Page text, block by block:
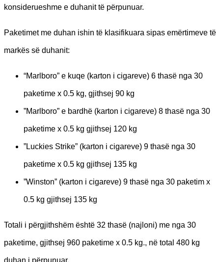
konsiderueshme e duhanit të përpunuar.
Paketimet me duhan ishin të klasifikuara sipas emërtimeve të
markës së duhanit:
“Marlboro” e kuqe (karton i cigareve) 6 thasë nga 30
paketime x 0.5 kg, gjithsej 90 kg
”Marlboro” e bardhë (karton i cigareve) 8 thasë nga 30
paketime x 0.5 kg gjithsej 120 kg
”Luckies Strike” (karton i cigareve) 9 thasë nga 30
paketime x 0.5 kg gjithsej 135 kg
”Winston” (karton i cigareve) 9 thasë nga 30 paketim x
0.5 kg gjithsej 135 kg
Totali i përgjithshëm është 32 thasë (najloni) me nga 30
paketime, gjithsej 960 paketime x 0.5 kg., në total 480 kg
duhan i përpunuar.